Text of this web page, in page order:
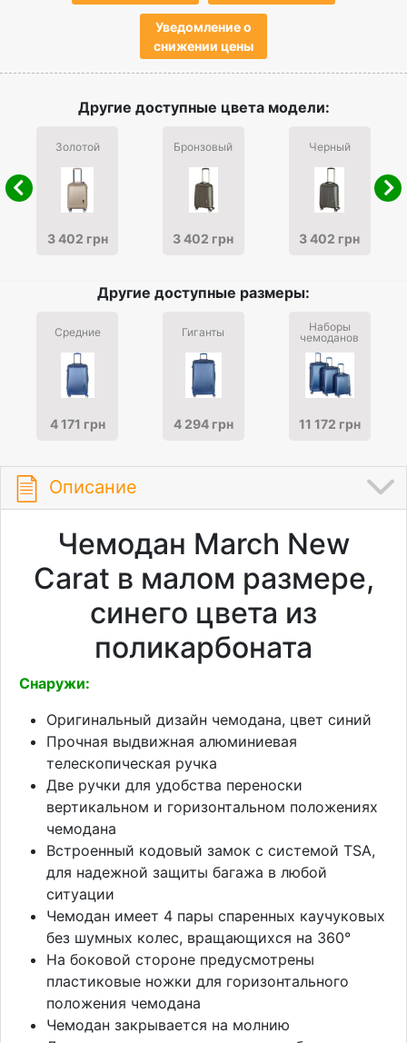
Уведомление о
снижении цены
Другие доступные цвета модели:
Золотой
3 402 грн
Бронзовый
3 402 грн
Черный
3 402 грн
Другие доступные размеры:
Средние
4 171 грн
Гиганты
4 294 грн
Наборы
чемоданов
11 172 грн
Описание
Чемодан March New
Carat в малом размере,
синего цвета из
поликарбоната
Снаружи:
Оригинальный дизайн чемодана, цвет синий
Прочная выдвижная алюминиевая
телескопическая ручка
Две ручки для удобства переноски
вертикальном и горизонтальном положениях
чемодана
Встроенный кодовый замок с системой TSA,
для надежной защиты багажа в любой
ситуации
Чемодан имеет 4 пары спаренных каучуковых
без шумных колес, вращающихся на 360°
На боковой стороне предусмотрены
пластиковые ножки для горизонтального
положения чемодана
Чемодан закрывается на молнию